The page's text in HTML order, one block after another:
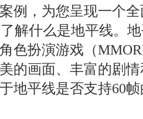
例，为您呈现一个
解什么是地平线。
色扮演游戏（
的画面、丰富的剧
地平线是否支持60